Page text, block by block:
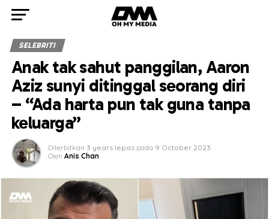
SELEBRITI
Anak tak sahut panggilan, Aaron
Aziz sunyi ditinggal seorang diri
– “Ada harta pun tak guna tanpa
keluarga”
Diterbitkan 3 years lepas pada 9 October 2023
Oleh Anis Chan